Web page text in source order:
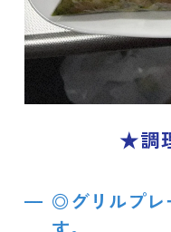
★調
◎グリルプレ